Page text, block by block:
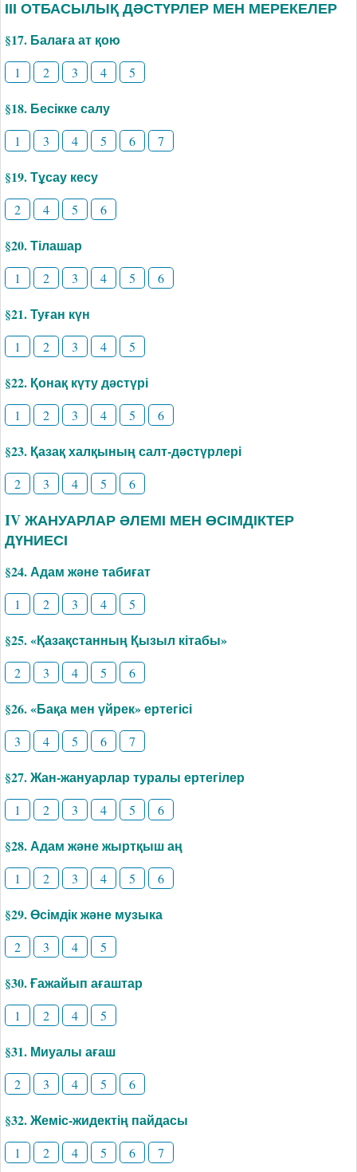
ІІІ ОТБАСЫЛЫҚ ДӘСТҮРЛЕР МЕН МЕРЕКЕЛЕР
§17. Балаға ат қою
1 2 3 4 5
§18. Бесікке салу
1 3 4 5 6 7
§19. Тұсау кесу
2 4 5 6
§20. Тілашар
1 2 3 4 5 6
§21. Туған күн
1 2 3 4 5
§22. Қонақ күту дәстүрі
1 2 3 4 5 6
§23. Қазақ халқының салт-дәстүрлері
2 3 4 5 6
IV ЖАНУАРЛАР ӘЛЕМІ МЕН ӨСІМДІКТЕР
ДҮНИЕСІ
§24. Адам және табиғат
1 2 3 4 5
§25. «Қазақстанның Қызыл кітабы»
2 3 4 5 6
§26. «Бақа мен үйрек» ертегісі
3 4 5 6 7
§27. Жан-жануарлар туралы ертегілер
1 2 3 4 5 6
§28. Адам және жыртқыш аң
1 2 3 4 5 6
§29. Өсімдік және музыка
2 3 4 5
§30. Ғажайып ағаштар
1 2 4 5
§31. Миуалы ағаш
2 3 4 5 6
§32. Жеміс-жидектің пайдасы
1 2 4 5 6 7